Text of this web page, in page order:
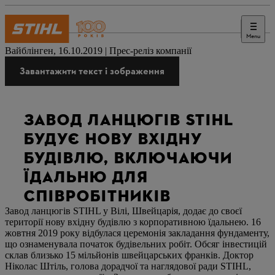
Menu
Преса
Вайблінген, 16.10.2019 | Прес-реліз компанії
Завантажити текст і зображення
ЗАВОД ЛАНЦЮГІВ STIHL
БУДУЄ НОВУ ВХІДНУ
БУДІВЛЮ, ВКЛЮЧАЮЧИ
ЇДАЛЬНЮ ДЛЯ
СПІВРОБІТНИКІВ
Завод ланцюгів STIHL у Вілі, Швейцарія, додає до своєї
території нову вхідну будівлю з корпоративною їдальнею. 16
жовтня 2019 року відбулася церемонія закладання фундаменту,
що ознаменувала початок будівельних робіт. Обсяг інвестицій
склав близько 15 мільйонів швейцарських франків. Доктор
Ніколас Штіль, голова дорадчої та наглядової ради STIHL,